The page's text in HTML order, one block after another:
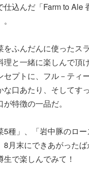
仕込んだ「Farm to Ale
をふんだんに使ったス
理と一緒に楽しんで頂
セプトに、フル－ティ
な口あたり、そしてす
が特徴の一品だ。
5種」、「岩中豚のロ
8月末にできあがった
生で楽しんでみて！